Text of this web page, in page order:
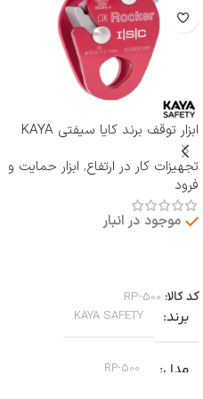
ابزار توقف برند کایا سیفتی KAYA
SAFETY مدل RP-500 ROCKER
تجهیزات کار در ارتفاع, ابزار حمایت و
فرود
موجود در انبار
کد کالا: RP-500
برند KAYA SAFETY
مدل RP-500